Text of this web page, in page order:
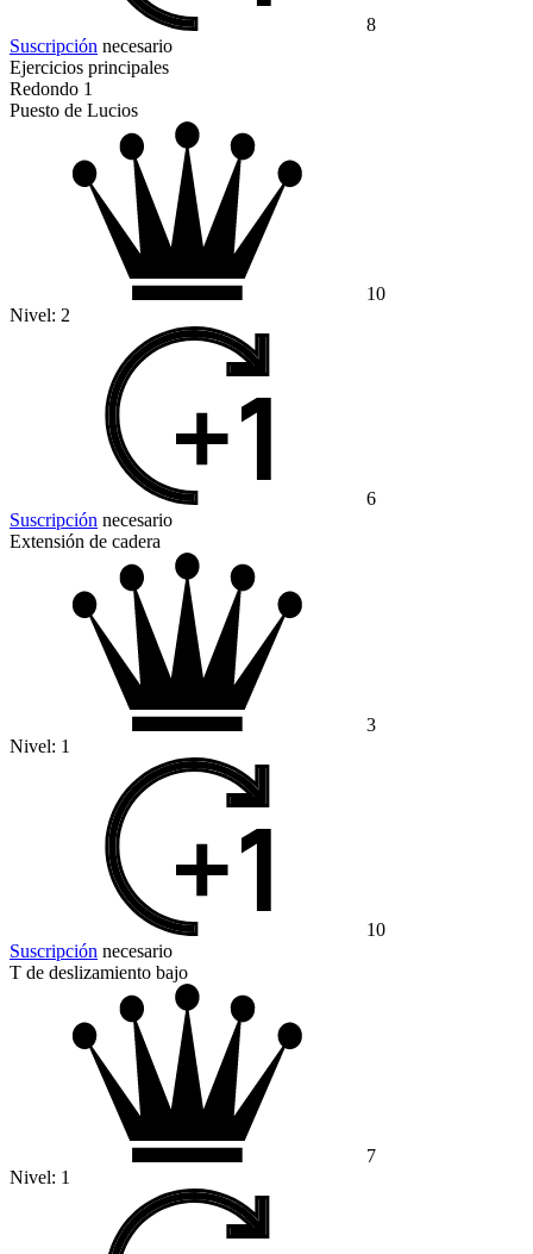
8
Suscripción necesario
Ejercicios principales
Redondo 1
Puesto de Lucios
10
Nivel: 2
6
Suscripción necesario
Extensión de cadera
3
Nivel: 1
10
Suscripción necesario
T de deslizamiento bajo
7
Nivel: 1